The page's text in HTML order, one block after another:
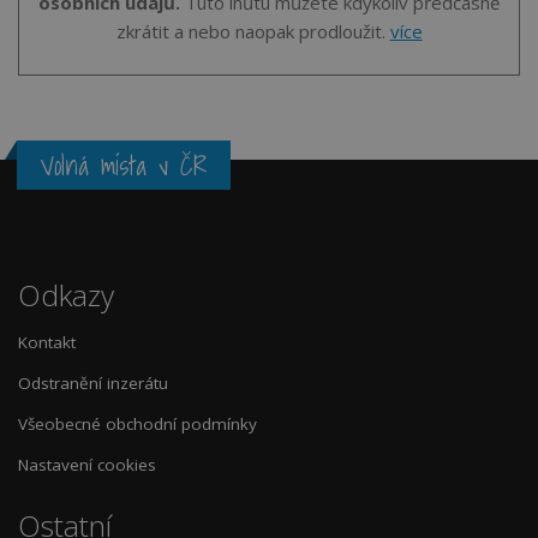
zkrátit a nebo naopak prodloužit. více
Volná místa v ČR
Odkazy
Kontakt
Odstranění inzerátu
Všeobecné obchodní podmínky
Nastavení cookies
Ostatní